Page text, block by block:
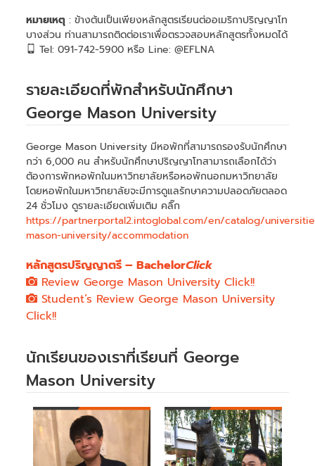
หมายเหตุ : ข้างต้นเป็นเพียงหลักสูตรเรียนต่ออเมริกาปริญญาโท
บางส่วน ท่านสามารถติดต่อเราเพื่อตรวจสอบหลักสูตรทั้งหมดได้
Tel: 091-742-5900 หรือ Line: @EFLNA
รายละเอียดที่พักสำหรับนักศึกษา
George Mason University
George Mason University มีหอพักที่สามารถรองรับนักศึกษา
กว่า 6,000 คน สำหรับนักศึกษาปริญญาโทสามารถเลือกได้ว่า
ต้องการพักหอพักในมหาวิทยาลัยหรือหอพักนอกมหาวิทยาลัย
โดยหอพักในมหาวิทยาลัยจะมีการดูแลรักษาความปลอดภัยตลอด
24 ชั่วโมง ดูรายละเอียดเพิ่มเติม คลิ๊ก
https://partnerportal2.intoglobal.com/en/catalog/
mason-university/accommodation
หลักสูตรปริญญาตรี – BachelorClick
Review George Mason University Click!!
Student’s Review George Mason University
Click!!
นักเรียนของเราที่เรียนที่ George
Mason University